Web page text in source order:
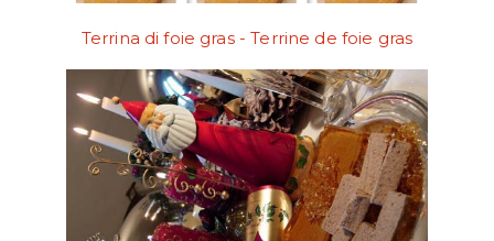
Terrina di foie gras - Terrine de foie gras